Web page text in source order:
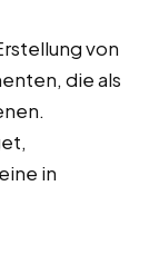
von
die als
in